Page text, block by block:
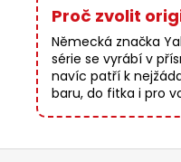
Proč zvolit
Německá značka
série se vyrábí v
navíc patří k
baru, do fitka i pro